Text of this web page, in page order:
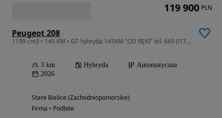
Peugeot 208
1199 cm3 • 145 KM • GT hybryda 145KM "OD RĘKI" tel. 660 017 628 Marcin Szewczyk
3 km Hybryda
Automatyczna
2026
Stare Bielice (Zachodniopomorskie)
Firma • Podbite
119 900 PLN